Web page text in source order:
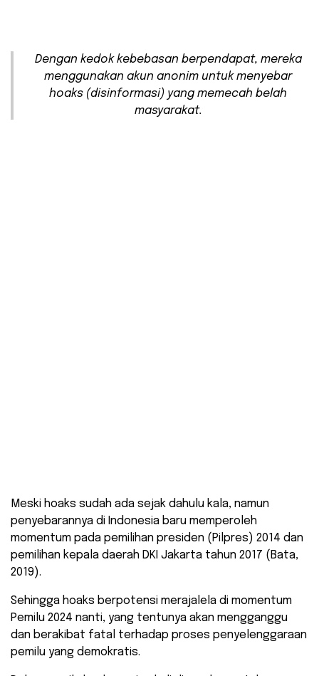
Dengan kedok kebebasan berpendapat, mereka
menggunakan akun anonim untuk menyebar
hoaks (disinformasi) yang memecah belah
masyarakat.
Meski hoaks sudah ada sejak dahulu kala, namun
penyebarannya di Indonesia baru memperoleh
momentum pada pemilihan presiden (Pilpres) 2014 dan
pemilihan kepala daerah DKI Jakarta tahun 2017 (Bata,
2019).
Sehingga hoaks berpotensi merajalela di momentum
Pemilu 2024 nanti, yang tentunya akan mengganggu
dan berakibat fatal terhadap proses penyelenggaraan
pemilu yang demokratis.